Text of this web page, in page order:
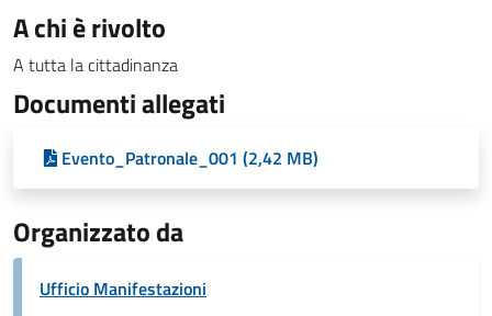
A chi è rivolto
A tutta la cittadinanza
Documenti allegati
Evento_Patronale_001 (2,42 MB)
Organizzato da
Ufficio Manifestazioni